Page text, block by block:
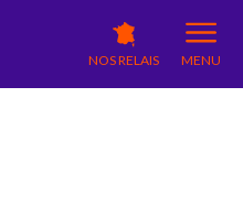
NOS RELAIS MENU